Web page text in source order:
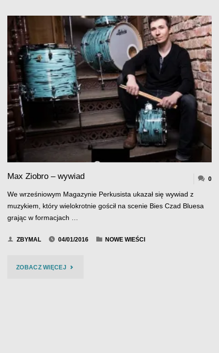
BLUES
2025
–
PROGRAM"
Max Ziobro – wywiad 0
We wrześniowym Magazynie Perkusista ukazał się wywiad z
muzykiem, który wielokrotnie gościł na scenie Bies Czad Bluesa
grając w formacjach …
ZBYMAL 04/01/2016 NOWE WIEŚCI
ZOBACZ WIĘCEJ"MAX